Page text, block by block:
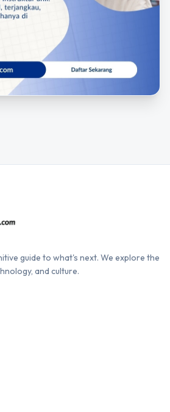
guide to what's next. We explore the
and culture.